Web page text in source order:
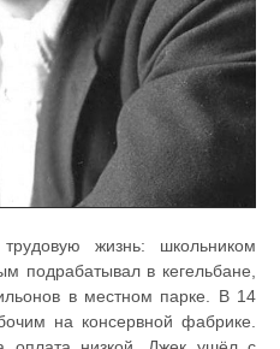
жизнь: школьником
подрабатывал в кегельбане,
в местном парке. В 14
на консервной фабрике.